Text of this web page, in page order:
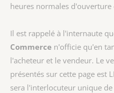
heures normales d'ouverture
Il est rappelé à l'internaute
Commerce n'officie qu'en
l'acheteur et le vendeur. Le
présentés sur cette page est
sera l'interlocuteur unique